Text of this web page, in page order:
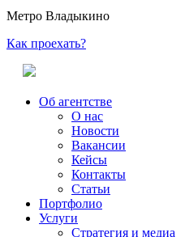
Метро Владыкино
Как проехать?
Об агентстве
О нас
Новости
Вакансии
Кейсы
Контакты
Статьи
Портфолио
Услуги
Стратегия и медиа